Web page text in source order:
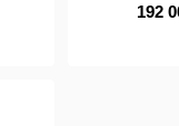
192